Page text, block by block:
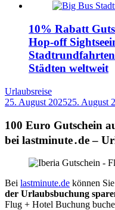
10% Rabatt
Hop-off
Städten weltweit
Urlaubsreise
25. August 202525. August
100 Euro Gutschein
bei lastminute․de –
Bei lastminute.de können
der Urlaubsbuchung
Flug + Hotel Buchung